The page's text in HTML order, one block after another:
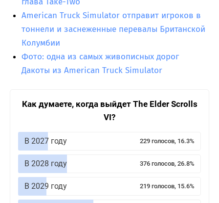
American Truck Simulator отправит игроков в
тоннели и заснеженные перевалы Британской
Колумбии
Фото: одна из самых живописных дорог
Дакоты из American Truck Simulator
Как думаете, когда выйдет The Elder Scrolls
VI?
В 2027 году 229 голосов, 16.3%
В 2028 году 376 голосов, 26.8%
В 2029 году 219 голосов, 15.6%